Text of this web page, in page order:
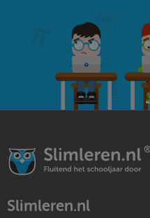
Slimleren.nl